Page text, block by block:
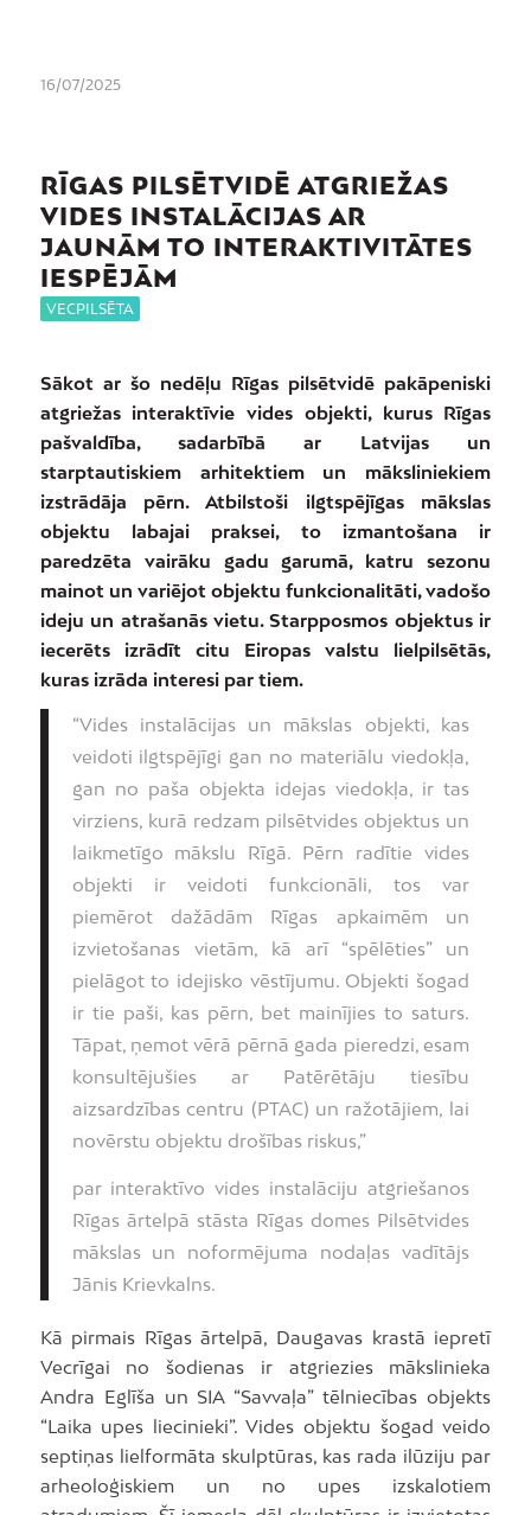
16/07/2025
RĪGAS PILSĒTVIDĒ ATGRIEŽAS
VIDES INSTALĀCIJAS AR
JAUNĀM TO INTERAKTIVITĀTES
IESPĒJĀM
VECPILSĒTA
Sākot ar šo nedēļu Rīgas pilsētvidē pakāpeniski
atgriežas interaktīvie vides objekti, kurus Rīgas
pašvaldība, sadarbībā ar Latvijas un
starptautiskiem arhitektiem un māksliniekiem
izstrādāja pērn. Atbilstoši ilgtspējīgas mākslas
objektu labajai praksei, to izmantošana ir
paredzēta vairāku gadu garumā, katru sezonu
mainot un variējot objektu funkcionalitāti, vadošo
ideju un atrašanās vietu. Starpposmos objektus ir
iecerēts izrādīt citu Eiropas valstu lielpilsētās,
kuras izrāda interesi par tiem.
“Vides instalācijas un mākslas objekti, kas
veidoti ilgtspējīgi gan no materiālu viedokļa,
gan no paša objekta idejas viedokļa, ir tas
virziens, kurā redzam pilsētvides objektus un
laikmetīgo mākslu Rīgā. Pērn radītie vides
objekti ir veidoti funkcionāli, tos var
piemērot dažādām Rīgas apkaimēm un
izvietošanas vietām, kā arī “spēlēties” un
pielāgot to idejisko vēstījumu. Objekti šogad
ir tie paši, kas pērn, bet mainījies to saturs.
Tāpat, ņemot vērā pērnā gada pieredzi, esam
konsultējušies ar Patērētāju tiesību
aizsardzības centru (PTAC) un ražotājiem, lai
novērstu objektu drošības riskus,”
par interaktīvo vides instalāciju atgriešanos
Rīgas ārtelpā stāsta Rīgas domes Pilsētvides
mākslas un noformējuma nodaļas vadītājs
Jānis Krievkalns.
Kā pirmais Rīgas ārtelpā, Daugavas krastā iepretī
Vecrīgai no šodienas ir atgriezies mākslinieka
Andra Eglīša un SIA “Savvaļa” tēlniecības objekts
“Laika upes liecinieki”. Vides objektu šogad veido
septiņas lielformāta skulptūras, kas rada ilūziju par
arheoloģiskiem un no upes izskalotiem